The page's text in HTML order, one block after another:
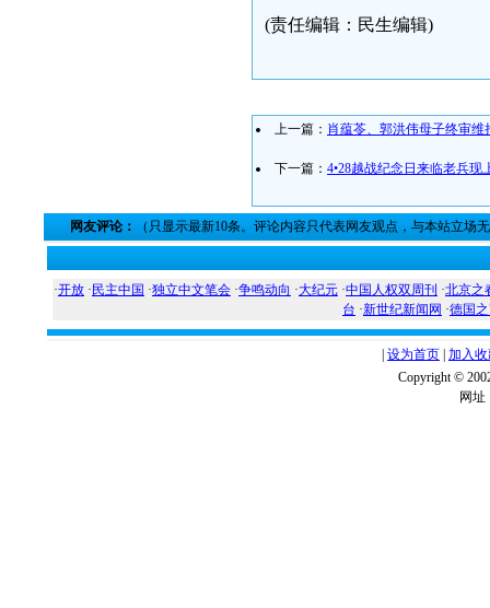
(责任编辑：民生编辑)
上一篇： 肖蕴苓、郭洪伟母子终审维
下一篇： 4•28越战纪念日来临老兵
网友评论： （只显示最新10条。评论内容只代表网友观点，与本站立场
·开放 · 民主中国 ·独立中文笔会 ·争鸣动向 ·大纪元 ·中国人权双周刊 ·北京之
台 ·新世纪新闻网 ·德国
设为首页 加入
Copyright ©
网址